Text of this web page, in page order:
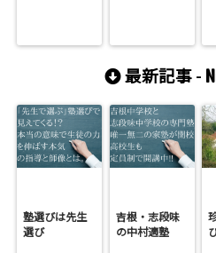
最新記事 -
塾選びは先生
選び
吉根・志段味
の中村適塾